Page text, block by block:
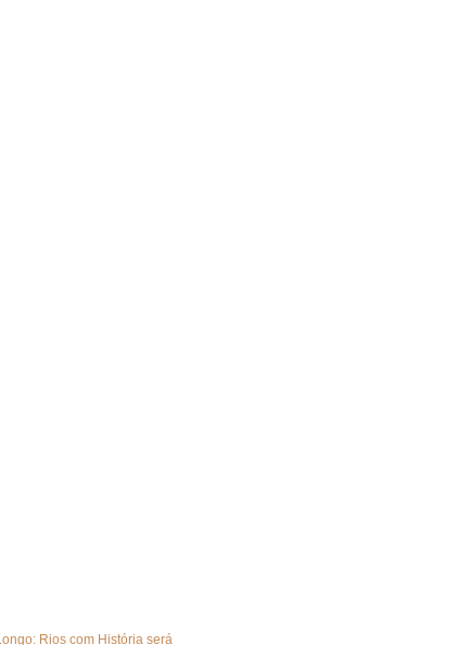
Rios com História será